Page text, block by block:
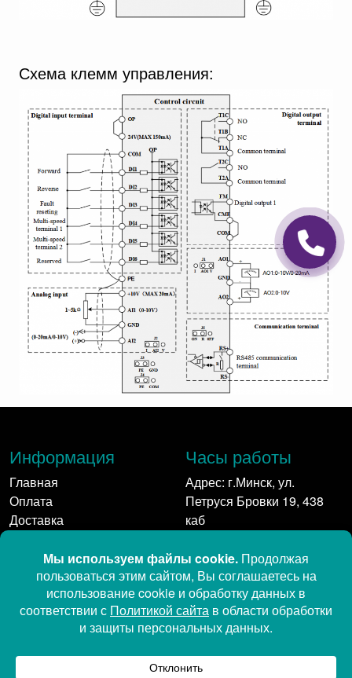
Схема клемм управления:
Информация
Главная
Оплата
Доставка
Часы работы
Адрес: г.Минск, ул.
Петруся Бровки 19, 438
каб
Контакты
+375 17 350-11-58
+375 29 542 41 61
+375 29 689-11-23 (Viber,
Telegram, MAX)
Мы в сети: